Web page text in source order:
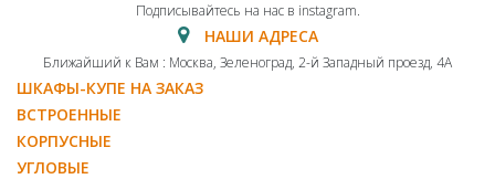
Подписывайтесь на нас в instagram.
НАШИ АДРЕСА
Ближайший к Вам : Москва, Зеленоград, 2-й Западный проезд, 4А
ШКАФЫ-КУПЕ НА ЗАКАЗ
ВСТРОЕННЫЕ
КОРПУСНЫЕ
УГЛОВЫЕ